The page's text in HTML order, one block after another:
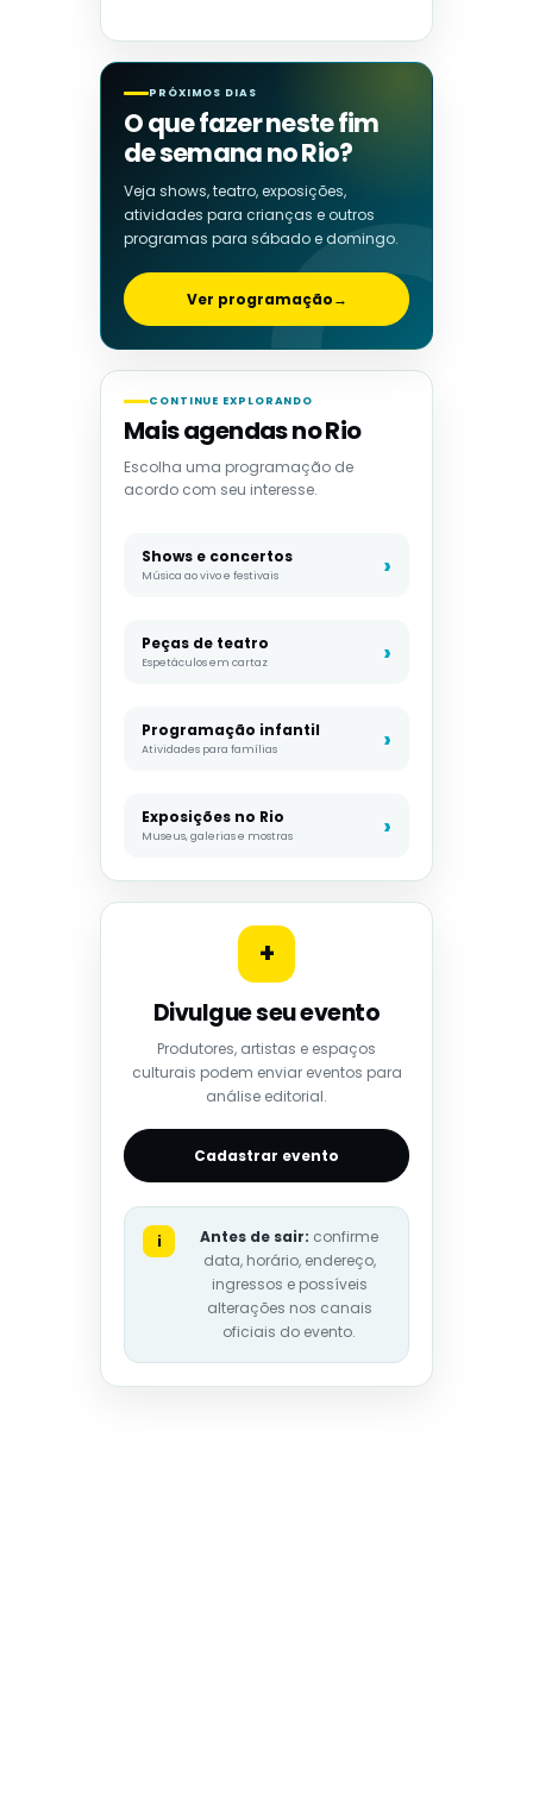
PRÓXIMOS DIAS
O que fazer neste fim
de semana no Rio?
Veja shows, teatro, exposições,
atividades para crianças e outros
programas para sábado e domingo.
Ver programação→
CONTINUE EXPLORANDO
Mais agendas no Rio
Escolha uma programação de
acordo com seu interesse.
Shows e concertos
Música ao vivo e festivais
Peças de teatro
Espetáculos em cartaz
Programação infantil
Atividades para famílias
Exposições no Rio
Museus, galerias e mostras
+
Divulgue seu evento
Produtores, artistas e espaços
culturais podem enviar eventos para
análise editorial.
Cadastrar evento
i Antes de sair: confirme
data, horário, endereço,
ingressos e possíveis
alterações nos canais
oficiais do evento.